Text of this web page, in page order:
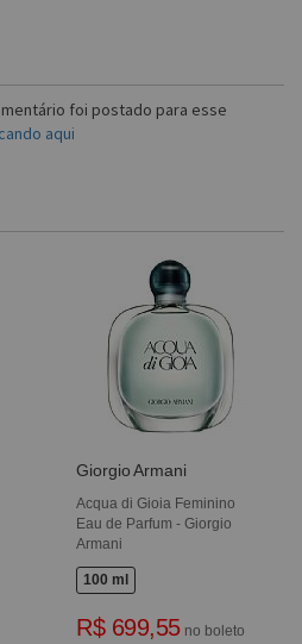
foi postado para esse
aqui
Giorgio Armani
Acqua di Gioia Feminino
Eau de Parfum - Giorgio
Armani
100 ml
R$ 699,55no boleto